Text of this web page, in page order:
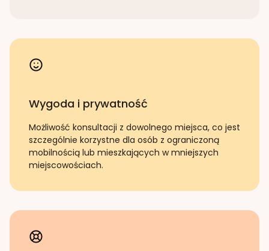
Wygoda i prywatność
Możliwość konsultacji z dowolnego miejsca, co jest
szczególnie korzystne dla osób z ograniczoną
mobilnością lub mieszkających w mniejszych
miejscowościach.